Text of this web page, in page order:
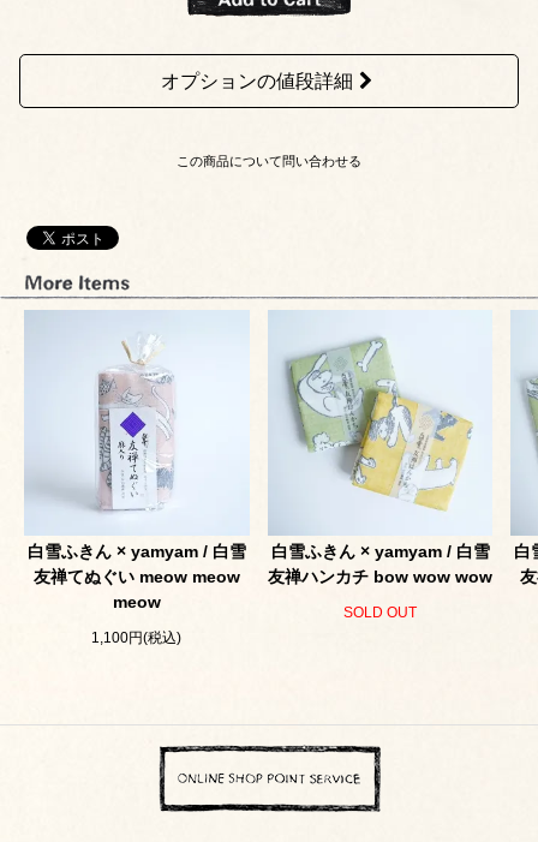
オプションの値段詳細
この商品について問い合わせる
白雪ふきん × yamyam / 白雪
友禅てぬぐい meow meow
meow
1,100円(税込)
白雪ふきん × yamyam / 白雪
友禅ハンカチ bow wow wow
SOLD OUT
白